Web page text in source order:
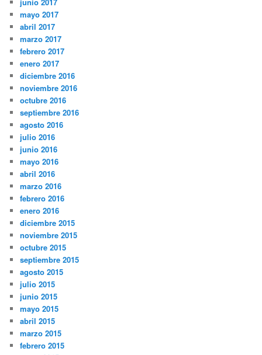
junio 2017
mayo 2017
abril 2017
marzo 2017
febrero 2017
enero 2017
diciembre 2016
noviembre 2016
octubre 2016
septiembre 2016
agosto 2016
julio 2016
junio 2016
mayo 2016
abril 2016
marzo 2016
febrero 2016
enero 2016
diciembre 2015
noviembre 2015
octubre 2015
septiembre 2015
agosto 2015
julio 2015
junio 2015
mayo 2015
abril 2015
marzo 2015
febrero 2015